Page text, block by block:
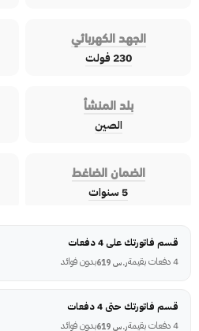
الجهد الكهربائي
230 فولت
بلد المنشأ
الصين
الضمان الضاغط
5 سنوات
قسم فاتورتك على 4 دفعات
4 دفعات بقيمة
ر.س بدون فوائد
قسم فاتورتك حتى 4 دفعات
4 دفعات بقيمة
ر.س بدون فوائد